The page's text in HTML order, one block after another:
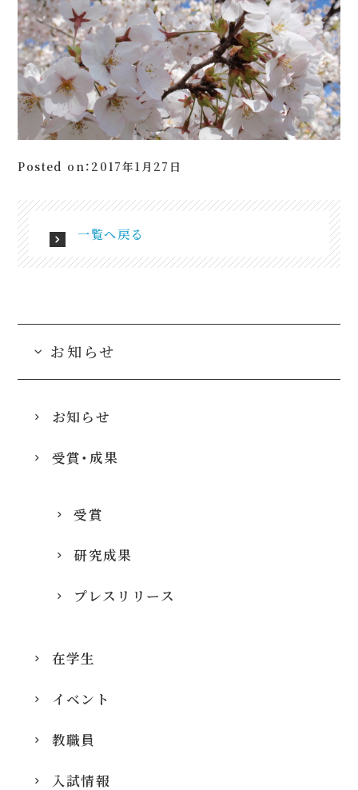
Posted on：2017年1月27日
一覧へ戻る
お知らせ
お知らせ
受賞・成果
受賞
研究成果
プレスリリース
在学生
イベント
教職員
入試情報